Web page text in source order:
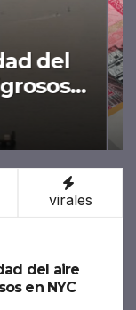
del
virales
del aire
en NYC